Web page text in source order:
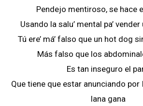
Pendejo mentiroso, se hace
Usando la salu’ mental pa’
Tú ere’ má’ falso que un hot dog
Más falso que los
Es tan inseguro el
Que tiene que estar anunciando
lana gana